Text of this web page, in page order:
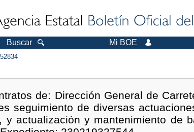
Buscar Mi BOE
de: Dirección General de
seguimiento de diversas
y actualización y mantenimiento de